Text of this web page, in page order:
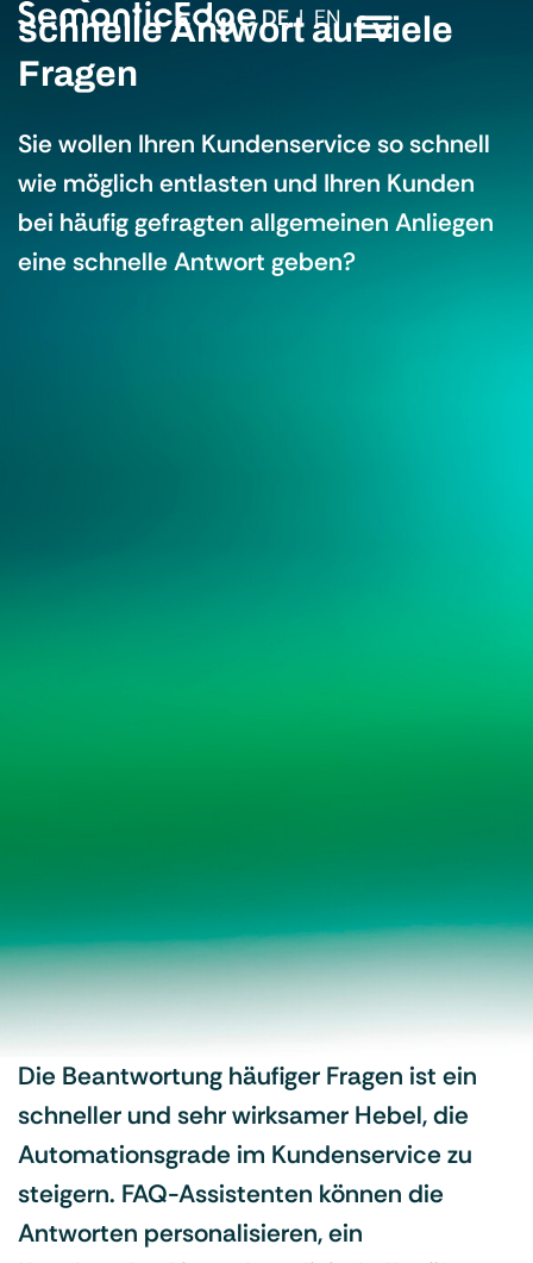
DE EN
schnelle Antwort auf viele
Fragen
Sie wollen Ihren Kundenservice so schnell
wie möglich entlasten und Ihren Kunden
bei häufig gefragten allgemeinen Anliegen
eine schnelle Antwort geben?
Die Beantwortung häufiger Fragen ist ein
schneller und sehr wirksamer Hebel, die
Automationsgrade im Kundenservice zu
steigern. FAQ-Assistenten können die
Antworten personalisieren, ein